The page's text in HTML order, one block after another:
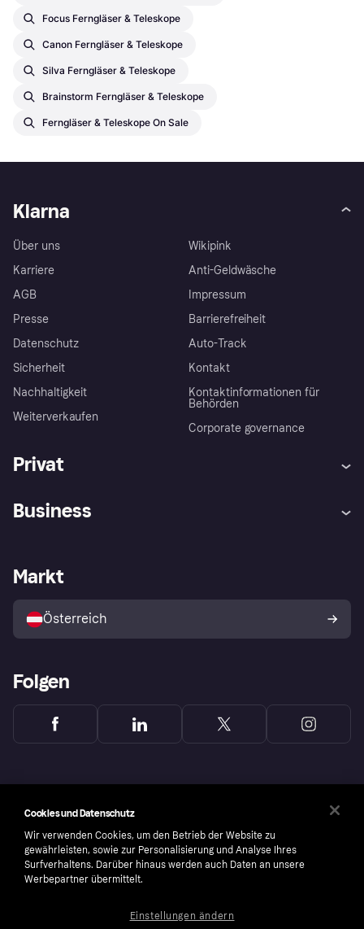
Focus Ferngläser & Teleskope
Canon Ferngläser & Teleskope
Silva Ferngläser & Teleskope
Brainstorm Ferngläser & Teleskope
Ferngläser & Teleskope On Sale
Klarna
Über uns
Karriere
AGB
Presse
Datenschutz
Sicherheit
Nachhaltigkeit
Weiterverkaufen
Wikipink
Anti-Geldwäsche
Impressum
Barrierefreiheit
Auto-Track
Kontakt
Kontaktinformationen für
Behörden
Corporate governance
Privat
Shops entdecken
Business
Händlerportal
Markt
Österreich
Folgen
Cookies und Datenschutz
Wir verwenden Cookies, um den Betrieb der Website zu
gewährleisten, sowie zur Personalisierung und Analyse Ihres
Surfverhaltens. Darüber hinaus werden auch Daten an unsere
Werbepartner übermittelt.
Einstellungen ändern